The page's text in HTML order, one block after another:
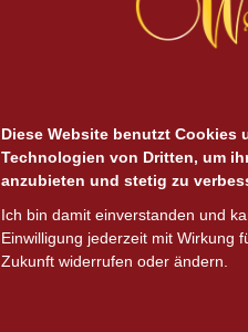
Diese Website benutzt Cookies
Technologien von Dritten, um
anzubieten und stetig zu
Ich bin damit einverstanden und
Einwilligung jederzeit mit Wirkung
Zukunft widerrufen oder ändern.